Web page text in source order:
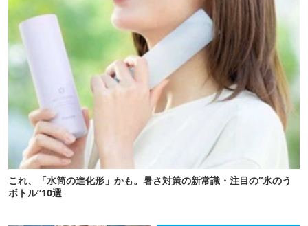
これ、「水筒の進化形」かも。暑さ対策の新常識・注目の“氷のう
ボトル”10選